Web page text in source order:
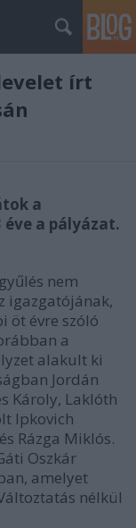
írt
a
éve a pályázat.
nem
igazgatójának,
öt évre szóló
a
alakult ki
Jordán
Károly, Laklóth
Ipkovich
Rázga Miklós.
Oszkár
amelyet
nélkül